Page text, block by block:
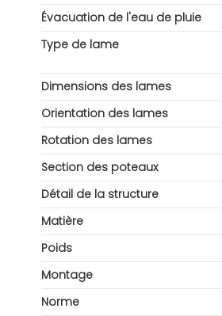
Évacuation de l'eau de pluie
Type de lame
Dimensions des lames
Orientation des lames
Rotation des lames
Section des poteaux
Détail de la structure
Matière
Poids
Montage
Norme